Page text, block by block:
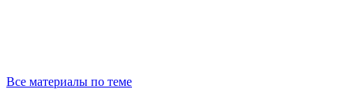
Все материалы по теме